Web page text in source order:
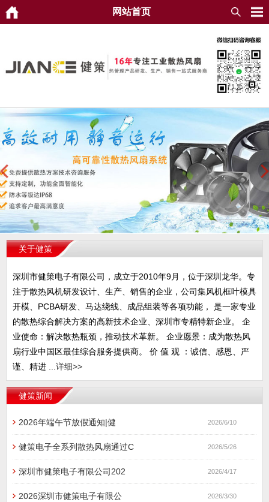
网站首页
关于健策
深圳市健策电子有限公司，成立于2010年9月，位于深圳龙华。专
注于散热风机研发设计、生产、销售的企业，公司集风机框叶模具
开模、PCBA研发、马达绕线、成品组装等各项功能， 是一家专业
的散热综合解决方案的高新技术企业、深圳市专精特新企业。 企
业使命：解决散热瓶颈，推动技术革新。 企业愿景：成为散热风
扇行业中国区最佳综合服务提供商。 价 值 观 ：诚信、感恩、严
谨、精进 ... 详细>>
健策新闻
2026年端午节放假通知|健 2026/6/10
健策电子全系列散热风扇通过C 2026/5/26
深圳市健策电子有限公司202 2026/4/17
2026深圳市健策电子有限公 2026/3/30